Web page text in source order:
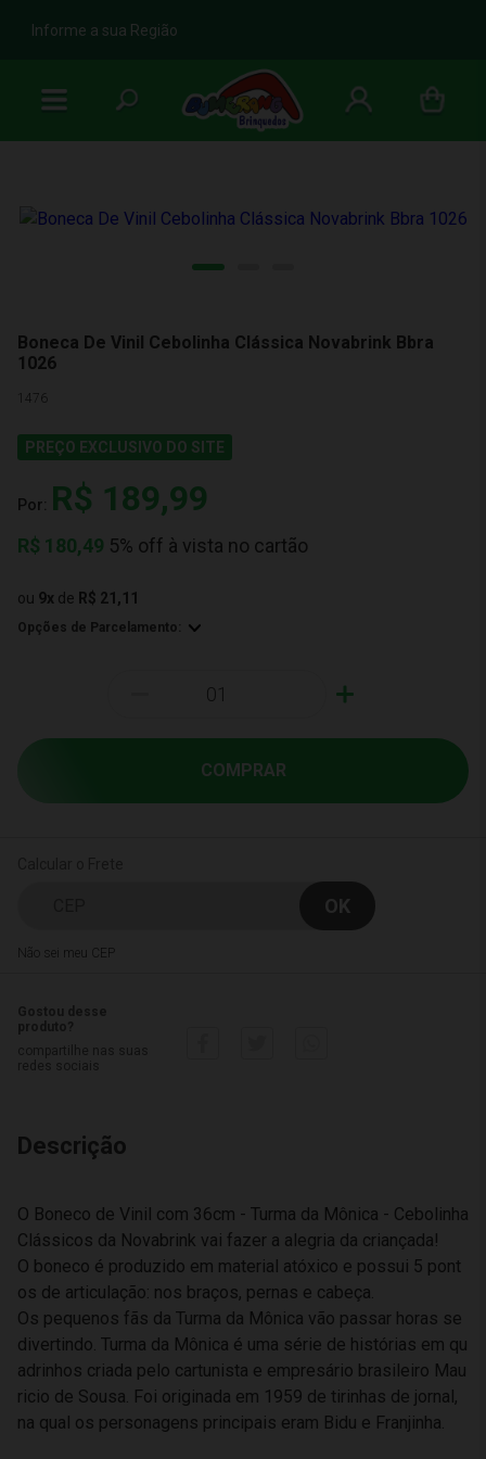
b
Informe a sua Região
Boneca De Vinil Cebolinha Clássica Novabrink Bbra
1026
1476
PREÇO EXCLUSIVO DO SITE
Por: R$ 189,99
R$ 180,49 5% off à vista no cartão
ou 9x de R$ 21,11
Opções de Parcelamento:
+
COMPRAR
Não sei meu CEP
Descrição
O Boneco de Vinil com 36cm - Turma da Mônica - Cebolinha
Clássicos da Novabrink vai fazer a alegria da criançada!
O boneco é produzido em material atóxico e possui 5 pont
os de articulação: nos braços, pernas e cabeça.
Os pequenos fãs da Turma da Mônica vão passar horas se
divertindo. Turma da Mônica é uma série de histórias em qu
adrinhos criada pelo cartunista e empresário brasileiro Mau
ricio de Sousa. Foi originada em 1959 de tirinhas de jornal,
na qual os personagens principais eram Bidu e Franjinha.